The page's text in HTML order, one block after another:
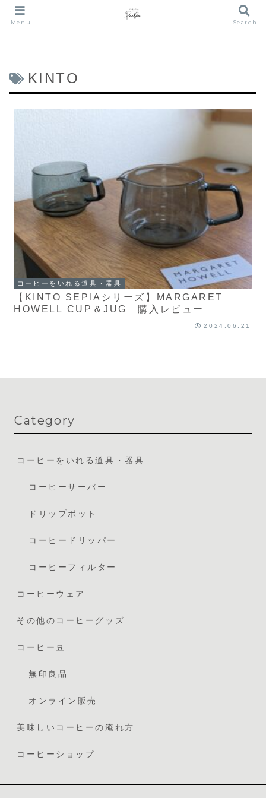
KINTO
コーヒーをいれる道具・器具
【KINTO SEPIAシリーズ】MARGARET
HOWELL CUP＆JUG 購入レビュー
2024.06.21
Category
コーヒーをいれる道具・器具
コーヒーサーバー
ドリップポット
コーヒードリッパー
コーヒーフィルター
コーヒーウェア
その他のコーヒーグッズ
コーヒー豆
無印良品
オンライン販売
美味しいコーヒーの淹れ方
コーヒーショップ
Menu Search